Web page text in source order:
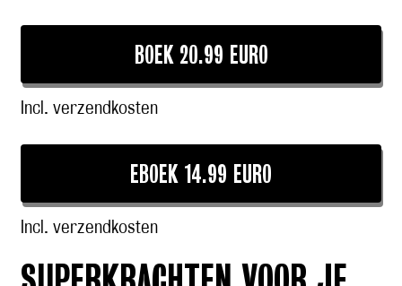
BOEK 20.99 EURO
Incl. verzendkosten
EBOEK 14.99 EURO
Incl. verzendkosten